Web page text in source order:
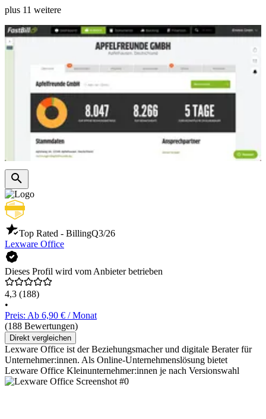
plus 11 weitere
Top Rated - BillingQ3/26
Lexware Office
Dieses Profil wird vom Anbieter betrieben
4,3 (188)
•
Preis: Ab 6,90 € / Monat
(188 Bewertungen)
Direkt vergleichen
Lexware Office ist der Beziehungsmacher und digitale Berater für
Unternehmer:innen. Als Online-Unternehmenslösung bietet
Lexware Office Kleinunternehmer:innen je nach Versionswahl